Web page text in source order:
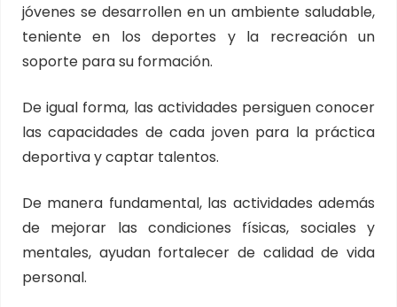
jóvenes se desarrollen en un ambiente saludable,
teniente en los deportes y la recreación un
soporte para su formación.
De igual forma, las actividades persiguen conocer
las capacidades de cada joven para la práctica
deportiva y captar talentos.
De manera fundamental, las actividades además
de mejorar las condiciones físicas, sociales y
mentales, ayudan fortalecer de calidad de vida
personal.